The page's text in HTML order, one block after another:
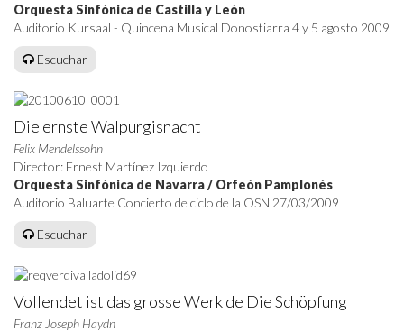
Orquesta Sinfónica de Castilla y León
Auditorio Kursaal - Quincena Musical Donostiarra 4 y 5 agosto 2009
Escuchar
Die ernste Walpurgisnacht
Felix Mendelssohn
Director: Ernest Martínez Izquierdo
Orquesta Sinfónica de Navarra / Orfeón Pamplonés
Auditorio Baluarte Concierto de ciclo de la OSN 27/03/2009
Escuchar
Vollendet ist das grosse Werk de Die Schöpfung
Franz Joseph Haydn